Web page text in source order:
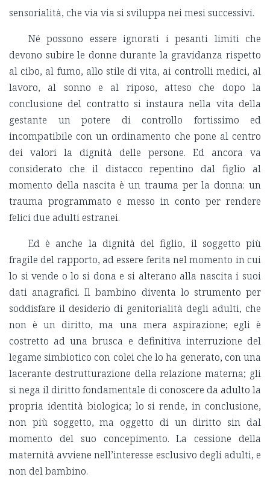
sensorialità, che via via si sviluppa nei mesi successivi.
Né possono essere ignorati i pesanti limiti che
devono subire le donne durante la gravidanza rispetto
al cibo, al fumo, allo stile di vita, ai controlli medici, al
lavoro, al sonno e al riposo, atteso che dopo la
conclusione del contratto si instaura nella vita della
gestante un potere di controllo fortissimo ed
incompatibile con un ordinamento che pone al centro
dei valori la dignità delle persone. Ed ancora va
considerato che il distacco repentino dal figlio al
momento della nascita è un trauma per la donna: un
trauma programmato e messo in conto per rendere
felici due adulti estranei.
Ed è anche la dignità del figlio, il soggetto più
fragile del rapporto, ad essere ferita nel momento in cui
lo si vende o lo si dona e si alterano alla nascita i suoi
dati anagrafici. Il bambino diventa lo strumento per
soddisfare il desiderio di genitorialità degli adulti, che
non è un diritto, ma una mera aspirazione; egli è
costretto ad una brusca e definitiva interruzione del
legame simbiotico con colei che lo ha generato, con una
lacerante destrutturazione della relazione materna; gli
si nega il diritto fondamentale di conoscere da adulto la
propria identità biologica; lo si rende, in conclusione,
non più soggetto, ma oggetto di un diritto sin dal
momento del suo concepimento. La cessione della
maternità avviene nell’interesse esclusivo degli adulti, e
non del bambino.